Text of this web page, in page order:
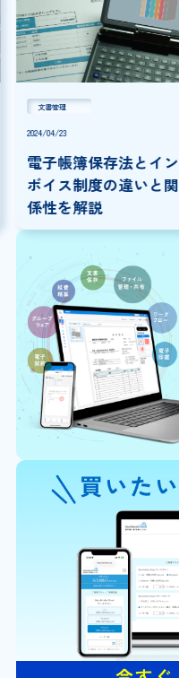
文書管理
2024/04/23
電子帳簿保存法とイン
ボイス制度の違いと関
係性を解説